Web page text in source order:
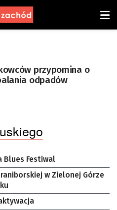
przypomina o
odpadów
Blues Festiwal
w Zielonej Górze